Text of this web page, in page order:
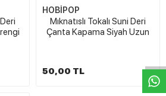
WhtsappDeseHatt
HOBİPOP
Mıknatıslı Tokalı Suni Deri
Çanta Kapama Siyah Uzun
50,00 TL